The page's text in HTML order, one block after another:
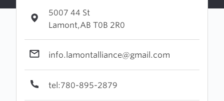
5007 44 St
Lamont,AB T0B 2R0
info.lamontalliance@gmail.com
tel:780-895-2879